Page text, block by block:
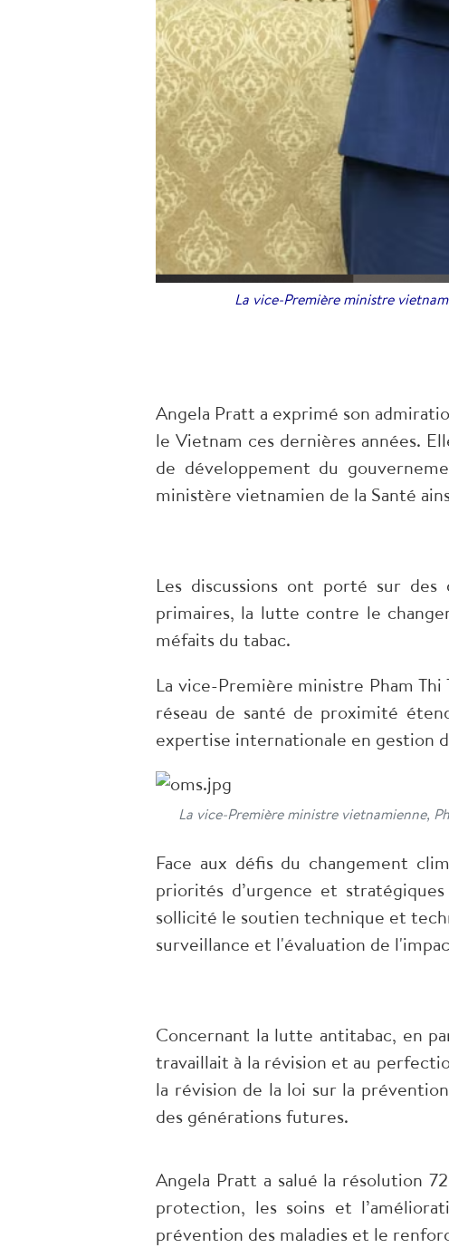
La vice-Première ministre
Angela Pratt a exprimé son
le Vietnam ces dernières années.
de développement du
ministère vietnamien de la Santé
Les discussions ont porté sur
primaires, la lutte contre le
méfaits du tabac.
La vice-Première ministre Pham
réseau de santé de proximité
expertise internationale en gestion
La vice-Première ministre vietnamienne,
Face aux défis du changement
priorités d’urgence et
sollicité le soutien technique et
surveillance et l'évaluation de
Concernant la lutte antitabac, en
travaillait à la révision et au
la révision de la loi sur la
des générations futures.
Angela Pratt a salué la résolution
protection, les soins et
prévention des maladies et le